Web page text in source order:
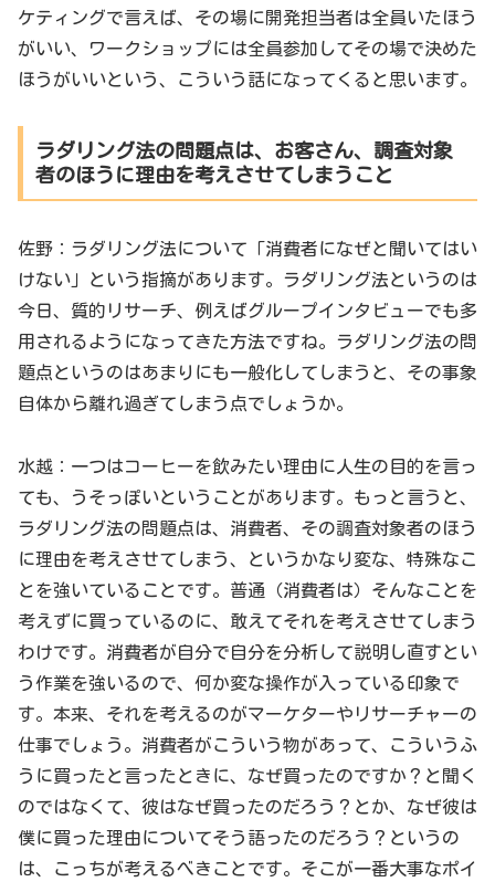
ケティングで言えば、その場に開発担当者は全員いたほう
がいい、ワークショップには全員参加してその場で決めた
ほうがいいという、こういう話になってくると思います。
ラダリング法の問題点は、お客さん、調査対象
者のほうに理由を考えさせてしまうこと
佐野：ラダリング法について「消費者になぜと聞いてはい
けない」という指摘があります。ラダリング法というのは
今日、質的リサーチ、例えばグループインタビューでも多
用されるようになってきた方法ですね。ラダリング法の問
題点というのはあまりにも一般化してしまうと、その事象
自体から離れ過ぎてしまう点でしょうか。
水越：一つはコーヒーを飲みたい理由に人生の目的を言っ
ても、うそっぽいということがあります。もっと言うと、
ラダリング法の問題点は、消費者、その調査対象者のほう
に理由を考えさせてしまう、というかなり変な、特殊なこ
とを強いていることです。普通（消費者は）そんなことを
考えずに買っているのに、敢えてそれを考えさせてしまう
わけです。消費者が自分で自分を分析して説明し直すとい
う作業を強いるので、何か変な操作が入っている印象で
す。本来、それを考えるのがマーケターやリサーチャーの
仕事でしょう。消費者がこういう物があって、こういうふ
うに買ったと言ったときに、なぜ買ったのですか？と聞く
のではなくて、彼はなぜ買ったのだろう？とか、なぜ彼は
僕に買った理由についてそう語ったのだろう？というの
は、こっちが考えるべきことです。そこが一番大事なポイ